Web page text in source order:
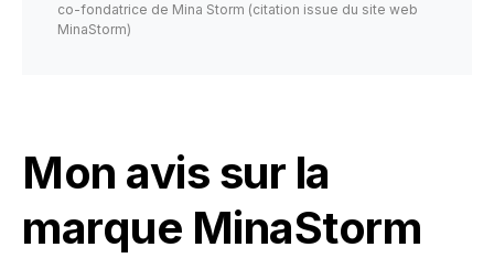
co-fondatrice de Mina Storm (citation issue du site web
MinaStorm)
Mon avis sur la
marque MinaStorm